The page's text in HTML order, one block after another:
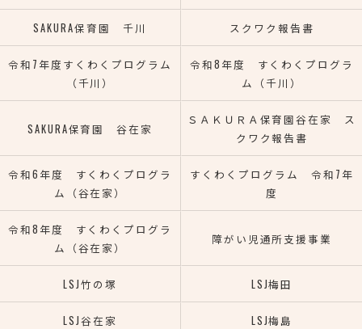
SAKURA保育園 千川 スクワク報告書
令和7年度すくわくプログラム
（千川）
令和8年度 すくわくプログラ
ム（千川）
SAKURA保育園 谷在家
ＳＡＫＵＲＡ保育園谷在家 ス
クワク報告書
令和6年度 すくわくプログラ
ム（谷在家）
すくわくプログラム 令和7年
度
令和8年度 すくわくプログラ
ム（谷在家）
障がい児通所支援事業
LSJ竹の塚 LSJ梅田
LSJ谷在家 LSJ梅島